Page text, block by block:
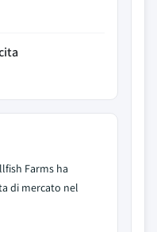
Farms ha
di mercato nel